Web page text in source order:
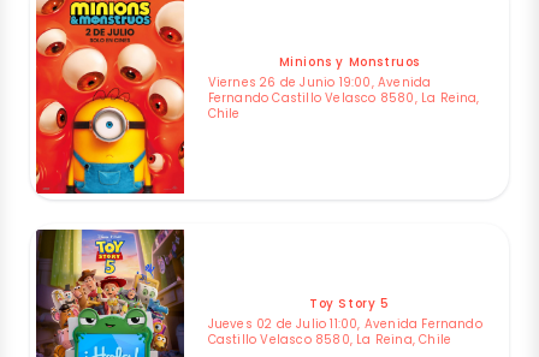
Minions y Monstruos
Viernes 26 de Junio 19:00, Avenida
Fernando Castillo Velasco 8580, La Reina,
Chile
Toy Story 5
Jueves 02 de Julio 11:00, Avenida Fernando
Castillo Velasco 8580, La Reina, Chile